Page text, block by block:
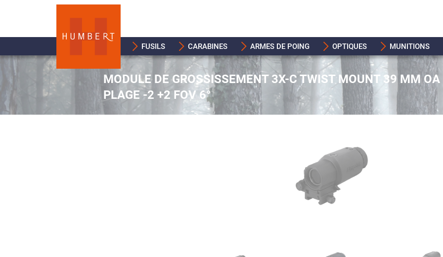
FUSILS CARABINES ARMES DE POING OPTIQUES MUNITIONS
MODULE DE GROSSISSEMENT 3X-C TWIST MOUNT 39 MM OA
PLAGE -2 +2 FOV 6°